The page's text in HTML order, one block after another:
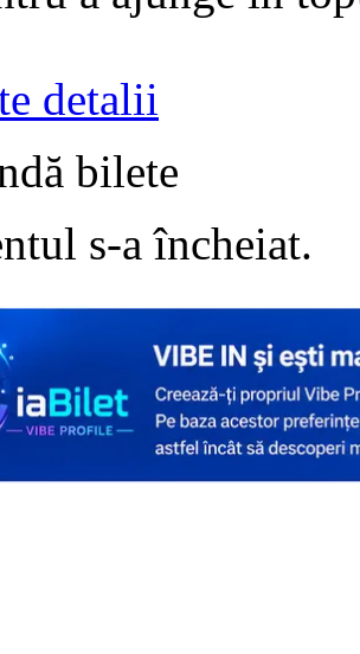
detalii
bilete
s-a încheiat.